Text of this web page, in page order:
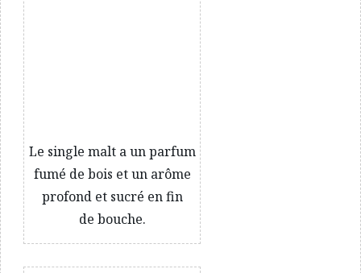
Le single malt a un parfum
fumé de bois et un arôme
profond et sucré en fin
de bouche.